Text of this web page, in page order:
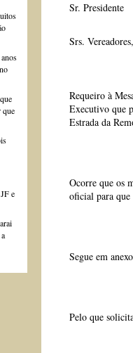
que
e
Sr. Presidente
Srs. Vereadores,
Requeiro à
Executivo que
Estrada da
Ocorre que os
oficial para que
Segue em
Pelo que